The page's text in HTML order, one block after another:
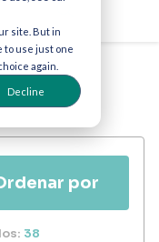
site. But in
to use just one
again.
Decline
38